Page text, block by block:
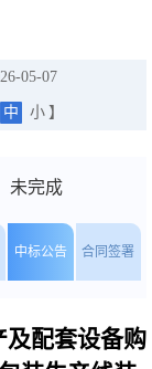
05-07
中 小 】
未完成
中标公告 合同签署
及配套设备购